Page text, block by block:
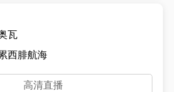
瓦
西腓航海
高清直播